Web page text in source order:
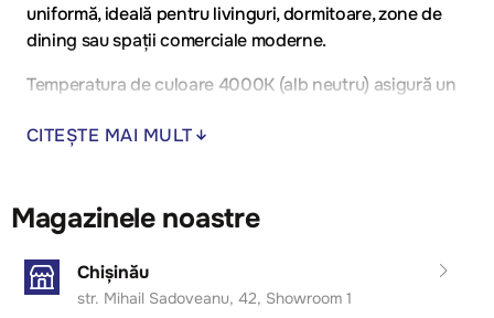
uniformă, ideală pentru livinguri, dormitoare, zone de
dining sau spații comerciale moderne.
Temperatura de culoare 4000K (alb neutru) asigură un
confort vizual și claritate. Combinația de negru mat și
al oricărui interior.
Avantaje:
Design modern, artistic, cu linii spiralate elegante;
CITEȘTE MAI MULT
Magazinele noastre
Chișinău
str. Mihail Sadoveanu, 42, Showroom 1